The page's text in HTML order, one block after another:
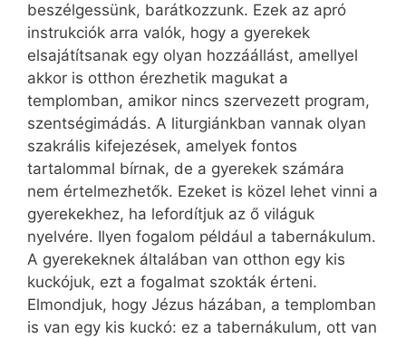
beszélgessünk, barátkozzunk. Ezek az apró
instrukciók arra valók, hogy a gyerekek
elsajátítsanak egy olyan hozzáállást, amellyel
akkor is otthon érezhetik magukat a
templomban, amikor nincs szervezett program,
szentségimádás. A liturgiánkban vannak olyan
szakrális kifejezések, amelyek fontos
tartalommal bírnak, de a gyerekek számára
nem értelmezhetők. Ezeket is közel lehet vinni a
gyerekekhez, ha lefordítjuk az ő világuk
nyelvére. Ilyen fogalom például a tabernákulum.
A gyerekeknek általában van otthon egy kis
kuckójuk, ezt a fogalmat szokták érteni.
Elmondjuk, hogy Jézus házában, a templomban
is van egy kis kuckó: ez a tabernákulum, ott van